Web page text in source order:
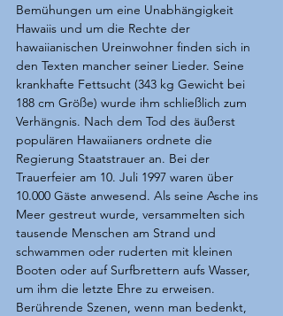
Bemühungen um eine Unabhängigkeit
Hawaiis und um die Rechte der
hawaiianischen Ureinwohner finden sich in
den Texten mancher seiner Lieder. Seine
krankhafte Fettsucht (343 kg Gewicht bei
188 cm Größe) wurde ihm schließlich zum
Verhängnis. Nach dem Tod des äußerst
populären Hawaiianers ordnete die
Regierung Staatstrauer an. Bei der
Trauerfeier am 10. Juli 1997 waren über
10.000 Gäste anwesend. Als seine Asche ins
Meer gestreut wurde, versammelten sich
tausende Menschen am Strand und
schwammen oder ruderten mit kleinen
Booten oder auf Surfbrettern aufs Wasser,
um ihm die letzte Ehre zu erweisen.
Berührende Szenen, wenn man bedenkt,